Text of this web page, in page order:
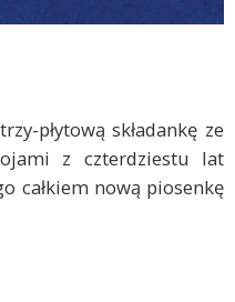
płytową składankę ze
z czterdziestu lat
całkiem nową piosenkę